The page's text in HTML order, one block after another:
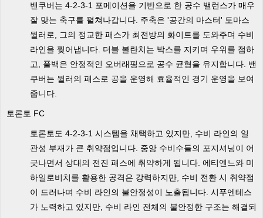
밴쿠버는 4-2-3-1 포메이션을 기반으로 한 공수 밸런스가 매우
잘 맞는 축구를 펼쳐나갑니다. 주축은 '공간의 마스터' 토마스
뮐러로, 그의 정교한 패스가 최전방의 화이트를 도와주며 수비
라인을 찢어냅니다. 더블 볼란치는 박스를 지키며 우위를 점하
고, 풀백은 안정적인 오버래핑으로 공수 균형을 유지합니다. 밴
쿠버는 뮐러의 패스로 공을 운영해 효율적인 경기 운영을 보여
줍니다.
토론토 FC
토론토도 4-2-3-1 시스템을 채택하고 있지만, 수비 라인의 일
관성 부재가 큰 취약점입니다. 중앙 수비수들의 포지셔닝이 어
긋나면서 상대의 전진 패스에 취약하게 됩니다. 에티엔느와 미
하일로비치를 활용한 공격은 강력하지만, 수비 전환 시 취약점
이 드러나며 수비 라인의 불안정성이 노출됩니다. 시푸엔테스
가 노력하고 있지만, 수비 라인 전체의 불안정한 구조는 해결되